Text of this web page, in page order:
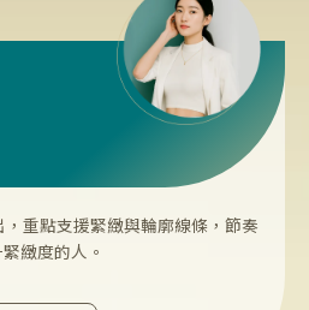
重點支援緊緻與輪廓線條，節奏
緻度的人。